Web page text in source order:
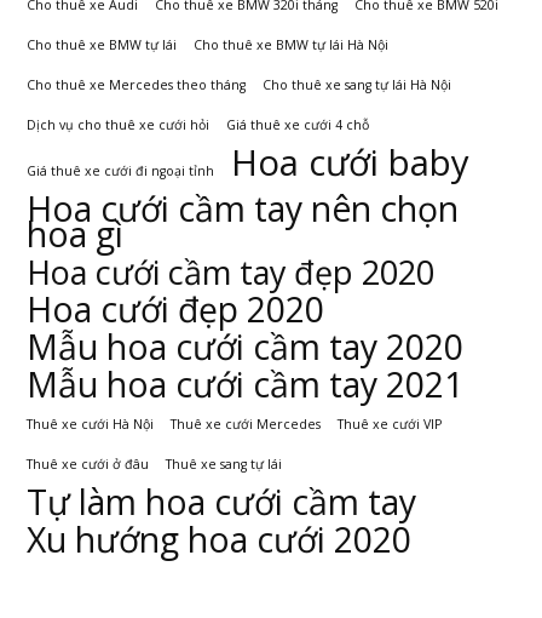
Cho thuê xe Audi Cho thuê xe BMW 320i tháng Cho thuê xe BMW 520i
Cho thuê xe BMW tự lái Cho thuê xe BMW tự lái Hà Nội
Cho thuê xe Mercedes theo tháng Cho thuê xe sang tự lái Hà Nội
Dịch vụ cho thuê xe cưới hỏi Giá thuê xe cưới 4 chỗ
Giá thuê xe cưới đi ngoại tỉnh Hoa cưới baby
Hoa cưới cầm tay nên chọn
hoa gì
Hoa cưới cầm tay đẹp 2020
Hoa cưới đẹp 2020
Mẫu hoa cưới cầm tay 2020
Mẫu hoa cưới cầm tay 2021
Thuê xe cưới Hà Nội Thuê xe cưới Mercedes Thuê xe cưới VIP
Thuê xe cưới ở đâu Thuê xe sang tự lái
Tự làm hoa cưới cầm tay
Xu hướng hoa cưới 2020